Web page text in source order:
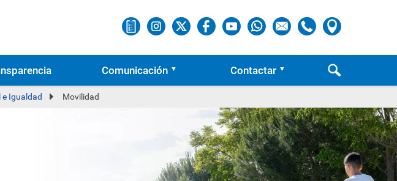
Comunicación Contactar
Igualdad Movilidad